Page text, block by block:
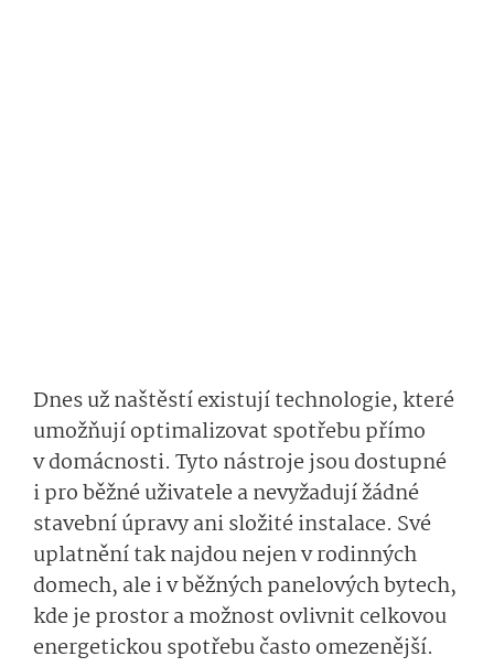
Dnes už naštěstí existují technologie, které
umožňují optimalizovat spotřebu přímo
v domácnosti. Tyto nástroje jsou dostupné
i pro běžné uživatele a nevyžadují žádné
stavební úpravy ani složité instalace. Své
uplatnění tak najdou nejen v rodinných
domech, ale i v běžných panelových bytech,
kde je prostor a možnost ovlivnit celkovou
energetickou spotřebu často omezenější.